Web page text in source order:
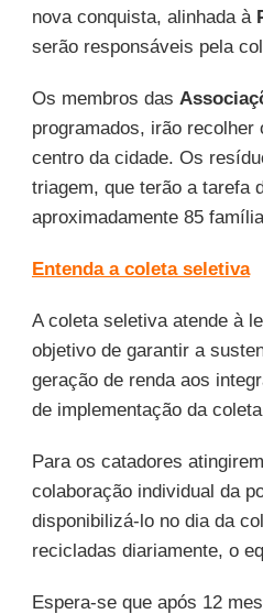
nova conquista, alinhada à
serão responsáveis pela
Os membros das
programados, irão
centro da cidade. Os
triagem, que terão a tarefa
aproximadamente 85
Entenda a coleta seletiva
A coleta seletiva atende à
objetivo de garantir a
geração de renda aos
de implementação da
Para os catadores
colaboração individual da
disponibilizá-lo no dia da
recicladas diariamente, o
Espera-se que após 12